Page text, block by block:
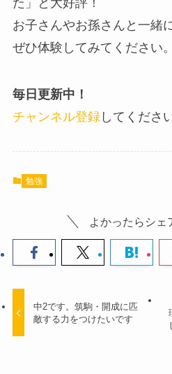
お子さんやお孫さんと一緒
ぜひ体験してみてください。
毎日更新中！
チャンネル登録してくださ
勉強
よかったらシェ
中2です。筑駒・開成に匹
敵する力をつけたいです